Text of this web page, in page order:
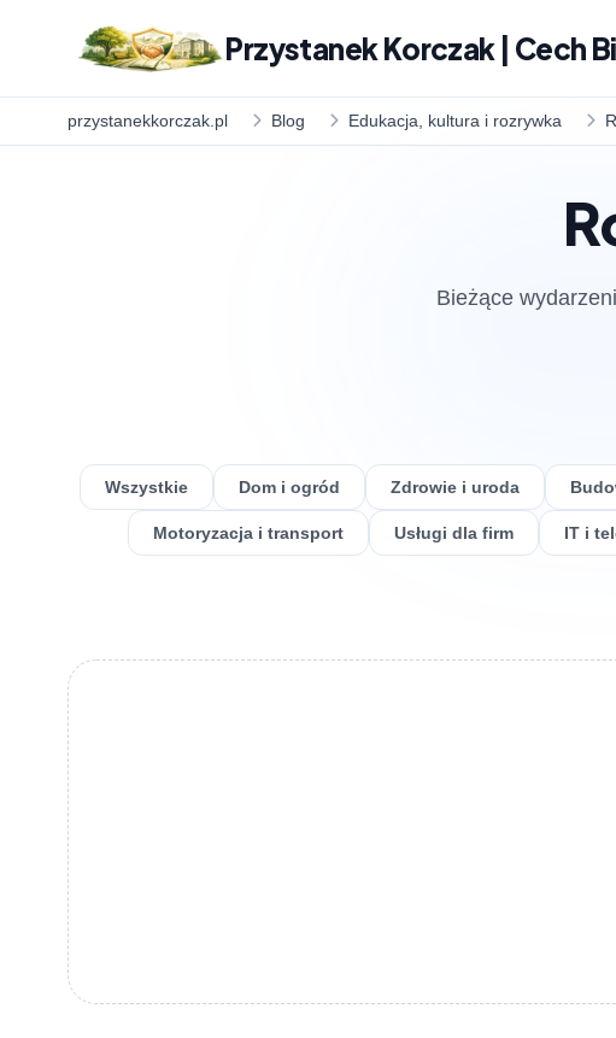
Przystanek Korczak | Cech
przystanekkorczak.pl Blog Edukacja, kultura i rozrywka
Bieżące
Wszystkie Dom i ogród Zdrowie i uroda
Motoryzacja i transport Usługi dla firm IT i